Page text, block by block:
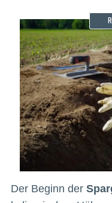
Der Beginn der